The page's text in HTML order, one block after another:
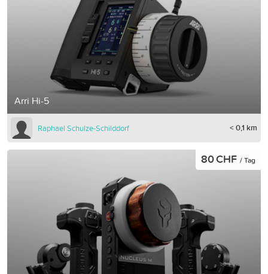
Arri Hi-5
Raphael Schulze-Schilddorf < 0,1 km
80 CHF / Tag